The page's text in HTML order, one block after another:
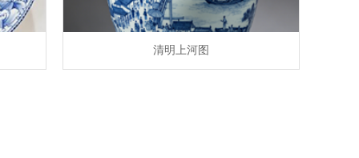
清明上河图